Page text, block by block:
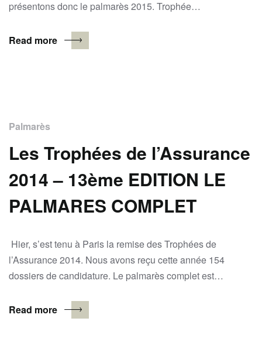
présentons donc le palmarès 2015. Trophée…
Read more
Palmarès
Les Trophées de l’Assurance
2014 – 13ème EDITION LE
PALMARES COMPLET
Hier, s’est tenu à Paris la remise des Trophées de
l’Assurance 2014. Nous avons reçu cette année 154
dossiers de candidature. Le palmarès complet est…
Read more